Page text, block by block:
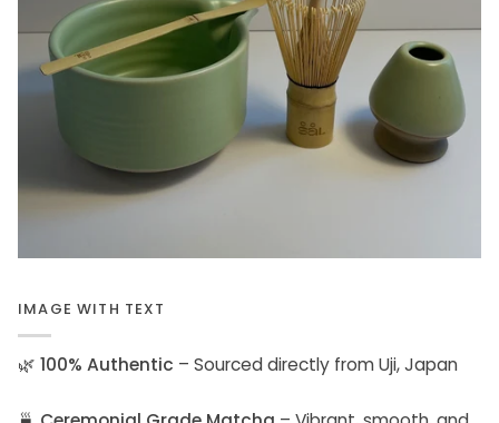
IMAGE WITH TEXT
🌿 100% Authentic – Sourced directly from Uji, Japan